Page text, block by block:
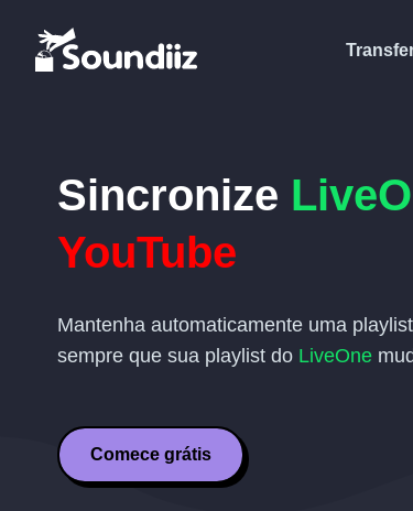
Sincronize
YouTube
Mantenha automaticamente uma
sempre que sua playlist do LiveOne
Comece grátis